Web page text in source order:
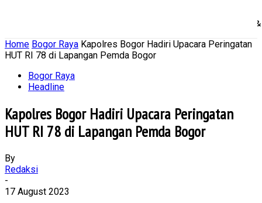
Politik
Home Bogor Raya Kapolres Bogor Hadiri Upacara Peringatan
HUT RI 78 di Lapangan Pemda Bogor
Bogor Raya
Headline
Kapolres Bogor Hadiri Upacara Peringatan
HUT RI 78 di Lapangan Pemda Bogor
By
Redaksi
-
17 August 2023